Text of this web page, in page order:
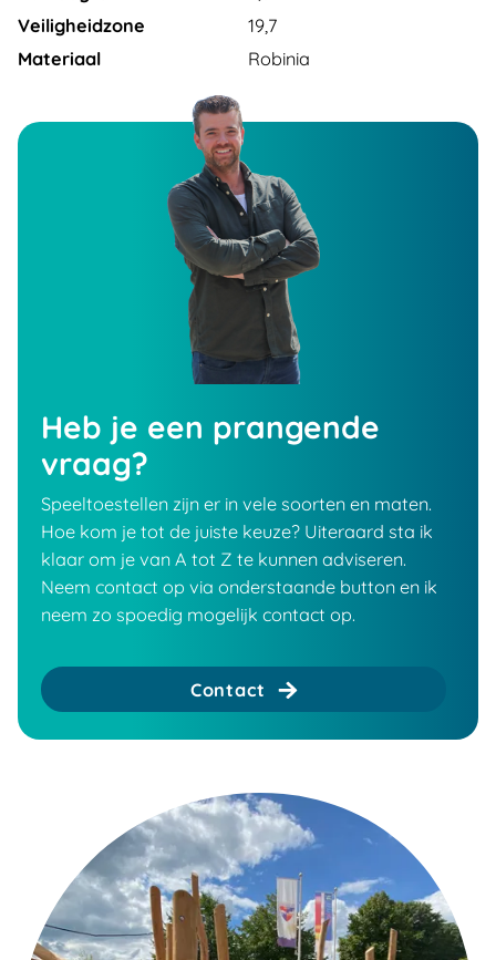
Veiligheidzone
19,7
Materiaal
Robinia
Heb je een prangende
vraag?
Speeltoestellen zijn er in vele soorten en maten.
Hoe kom je tot de juiste keuze? Uiteraard sta ik
klaar om je van A tot Z te kunnen adviseren.
Neem contact op via onderstaande button en ik
neem zo spoedig mogelijk contact op.
Contact